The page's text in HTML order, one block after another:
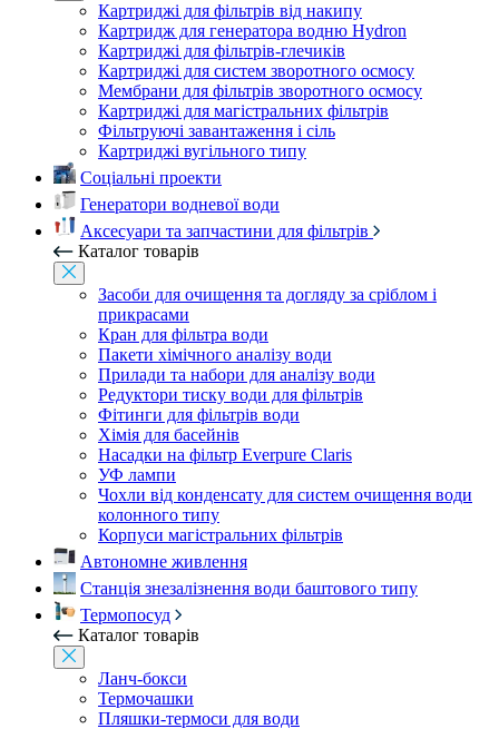
Картриджі для фільтрів від накипу
Картридж для генератора водню Hydron
Картриджі для фільтрів-глечиків
Картриджі для систем зворотного осмосу
Мембрани для фільтрів зворотного осмосу
Картриджі для магістральних фільтрів
Фільтруючі завантаження і сіль
Картриджі вугільного типу
Соціальні проекти
Генератори водневої води
Аксесуари та запчастини для фільтрів
Каталог товарів
Засоби для очищення та догляду за сріблом і
прикрасами
Кран для фільтра води
Пакети хімічного аналізу води
Прилади та набори для аналізу води
Редуктори тиску води для фільтрів
Фітинги для фільтрів води
Хімія для басейнів
Насадки на фільтр Everpure Claris
УФ лампи
Чохли від конденсату для систем очищення води
колонного типу
Корпуси магістральних фільтрів
Автономне живлення
Станція знезалізнення води баштового типу
Термопосуд
Каталог товарів
Ланч-бокси
Термочашки
Пляшки-термоси для води